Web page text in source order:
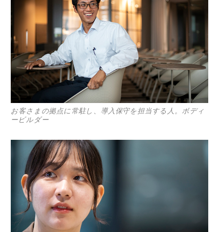
コラム
特集
トピックス
運営会社
登録
お問い合わせ
お客さまの拠点に常駐し、導入保守を担当する人。ボディ
ービルダー